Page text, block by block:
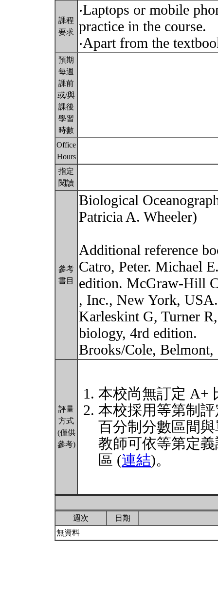
課程
要求
‧Laptops or mobile
practice in the course.
‧Apart from the
預期
每週
課前
或/與
課後
學習
時數
Office
Hours
指定
閱讀
參考
書目
Biological
Patricia A. Wheeler)
Additional reference
Catro, Peter. Michael
edition. McGraw-Hill
, Inc., New York, USA.
Karleskint G, Turner
biology, 4rd edition.
Brooks/Cole,
評量
方式
(僅供
參考)
本校尚無訂定 A+
本校採用等第制
百分制分數區間
教師可依等第定
區 (連結)。
週次
日期
無資料